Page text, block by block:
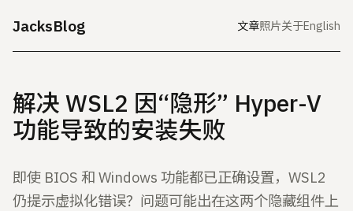
JacksBlog 文章照片关于English
解决 WSL2 因“隐形” Hyper-V
功能导致的安装失败
即使 BIOS 和 Windows 功能都已正确设置，WSL2
仍提示虚拟化错误？问题可能出在这两个隐藏组件上